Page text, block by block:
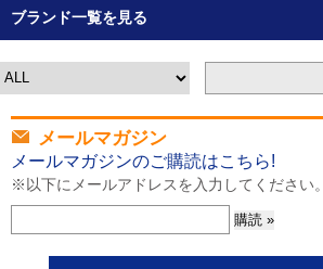
ブランド一覧を見る
メールマガジン
メールマガジンのご購読はこちら!
※以下にメールアドレスを入力してください。